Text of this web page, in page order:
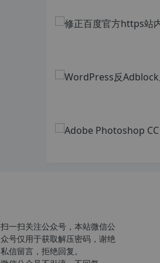
扫一扫关注公众号，本站微信公
众号仅用于获取解压密码，谢绝
私信留言，拒绝回复。